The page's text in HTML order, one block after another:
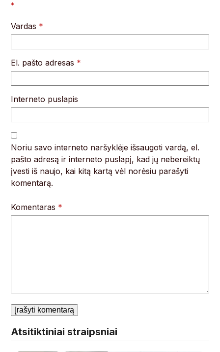
*
Vardas *
El. pašto adresas *
Interneto puslapis
Noriu savo interneto naršyklėje išsaugoti vardą, el.
pašto adresą ir interneto puslapį, kad jų nebereiktų
įvesti iš naujo, kai kitą kartą vėl norėsiu parašyti
komentarą.
Komentaras *
Atsitiktiniai straipsniai